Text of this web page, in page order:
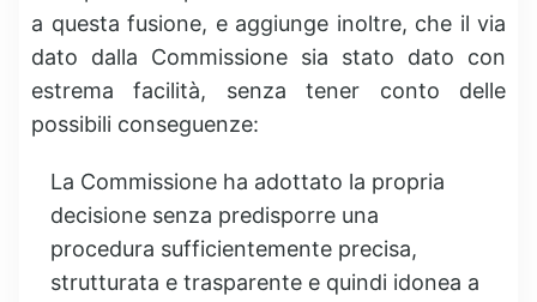
a questa fusione, e aggiunge inoltre, che il via
dato dalla Commissione sia stato dato con
estrema facilità, senza tener conto delle
possibili conseguenze:
La Commissione ha adottato la propria
decisione senza predisporre una
procedura sufficientemente precisa,
strutturata e trasparente e quindi idonea a